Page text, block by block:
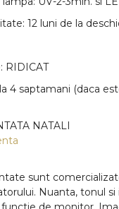
12 luni de la
RIDICAT
4 saptamani (daca
NATALI
sunt
Nuanta, tonul